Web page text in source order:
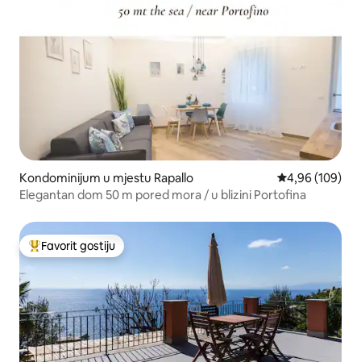
Kondominijum u mjestu Rapallo prosječna
4,96 (109)
Elegantan dom 50 m pored mora / u blizini Portofina
Glavni favorit gostiju
Favorit gostiju